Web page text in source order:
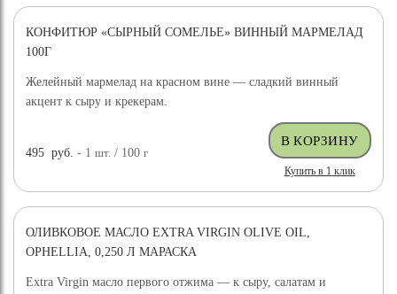
КОНФИТЮР «СЫРНЫЙ СОМЕЛЬЕ» ВИННЫЙ МАРМЕЛАД
100Г
Желейный мармелад на красном вине — сладкий винный
акцент к сыру и крекерам.
495 руб. - 1шт. / 100г
Купить в 1 клик
ОЛИВКОВОЕ МАСЛО EXTRA VIRGIN OLIVE OIL,
OPHELLIA, 0,250 Л МАРАСКА
Extra Virgin масло первого отжима — к сыру, салатам и